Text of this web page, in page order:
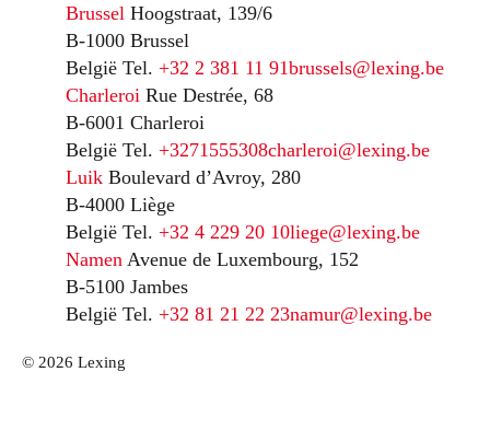
Brussel Hoogstraat, 139/6
B-1000 Brussel
België Tel. +32 2 381 11 91brussels@lexing.be
Charleroi Rue Destrée, 68
B-6001 Charleroi
België Tel. +3271555308charleroi@lexing.be
Luik Boulevard d’Avroy, 280
B-4000 Liège
België Tel. +32 4 229 20 10liege@lexing.be
Namen Avenue de Luxembourg, 152
B-5100 Jambes
België Tel. +32 81 21 22 23namur@lexing.be
© 2026 Lexing